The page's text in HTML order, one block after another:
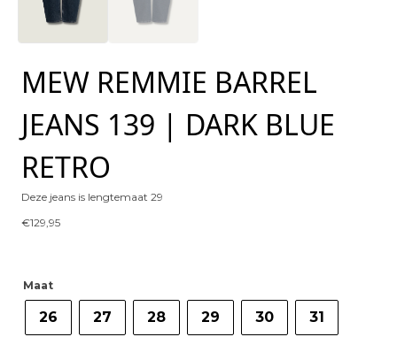
MEW REMMIE BARREL
JEANS 139 | DARK BLUE
RETRO
Deze jeans is lengtemaat 29
€129,95
Maat
26 27 28 29 30 31